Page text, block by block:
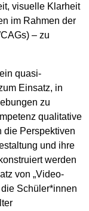
visuelle Klarheit
im Rahmen der
– zu
quasi-
Einsatz, in
zu
qualitative
die Perspektiven
und ihre
werden
von „Video-
Schüler*innen